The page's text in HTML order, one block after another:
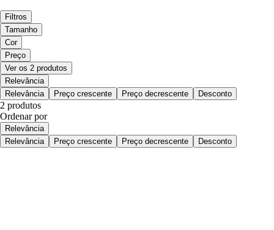
Filtros
Tamanho
Cor
Preço
Ver os 2 produtos
Relevância
Relevância
Preço crescente Preço decrescente Desconto
2 produtos
Ordenar por
Relevância
Relevância
Preço crescente Preço decrescente Desconto